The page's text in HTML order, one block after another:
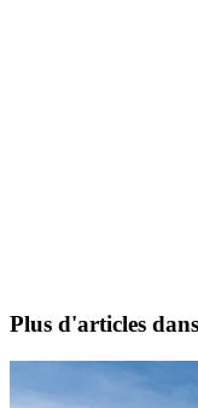
Plus d'articles